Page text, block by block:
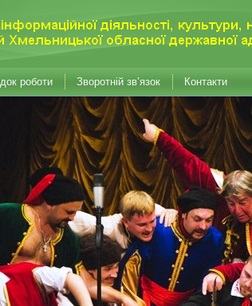
роботи Зворотній зв’язок Контакти